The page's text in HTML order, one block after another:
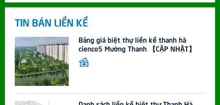
TIN BÁN LIỀN KỀ
Bảng giá biệt thự liền kề thanh hà
cienco5 Mường Thanh 【CẬP NHẬT】